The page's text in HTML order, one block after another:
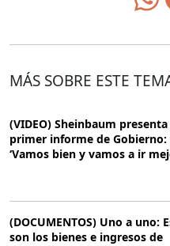
MÁS SOBRE ESTE
(VIDEO) Sheinbaum
primer informe de Gobierno:
‘Vamos bien y vamos a ir
(DOCUMENTOS) Uno a uno:
son los bienes e ingresos de